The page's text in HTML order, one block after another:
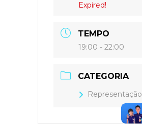
Expired!
TEMPO
19:00 - 22:00
CATEGORIA
Representação